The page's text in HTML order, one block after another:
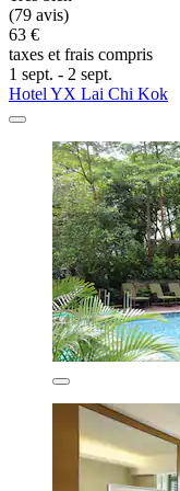
(79 avis)
63 €
taxes et frais compris
1 sept. - 2 sept.
Hotel YX Lai Chi Kok